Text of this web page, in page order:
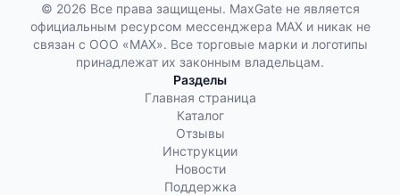
© 2026 Все права защищены. MaxGate не является
официальным ресурсом мессенджера MAX и никак не
связан с ООО «МАХ». Все торговые марки и логотипы
принадлежат их законным владельцам.
Разделы
Главная страница
Каталог
Отзывы
Инструкции
Новости
Поддержка